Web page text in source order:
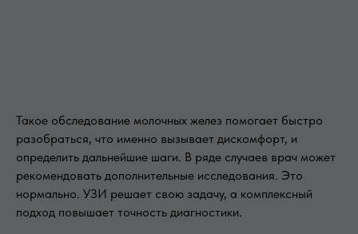
Такое обследование молочных желез помогает быстро
разобраться, что именно вызывает дискомфорт, и
определить дальнейшие шаги. В ряде случаев врач может
рекомендовать дополнительные исследования. Это
нормально. УЗИ решает свою задачу, а комплексный
подход повышает точность диагностики.